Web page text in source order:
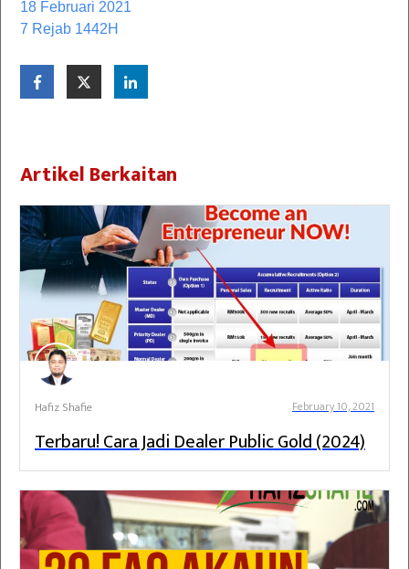
18 Februari 2021
7 Rejab 1442H
Artikel Berkaitan
Hafiz Shafie February 10, 2021
Terbaru! Cara Jadi Dealer Public Gold (2024)